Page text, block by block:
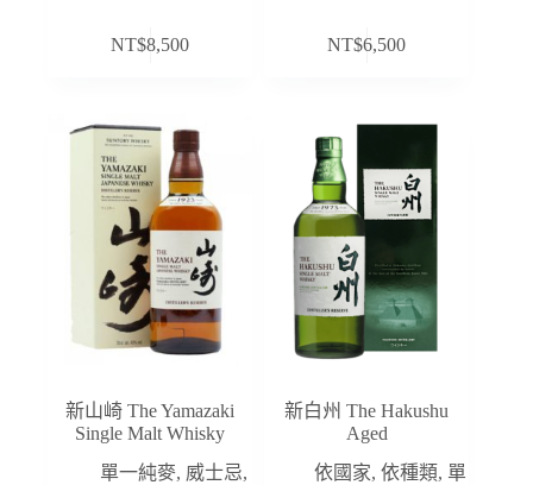
NT$8,500 NT$6,500
新山崎 The Yamazaki
Single Malt Whisky
單一純麥, 威士忌,
新白州 The Hakushu
Aged
依國家,依種類, 單